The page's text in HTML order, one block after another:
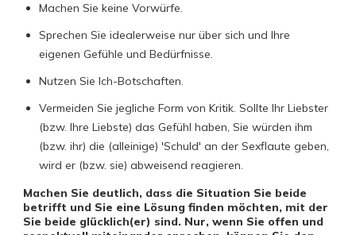
Machen Sie keine Vorwürfe.
Sprechen Sie idealerweise nur über sich und Ihre
eigenen Gefühle und Bedürfnisse.
Nutzen Sie Ich-Botschaften.
Vermeiden Sie jegliche Form von Kritik. Sollte Ihr Liebster
(bzw. Ihre Liebste) das Gefühl haben, Sie würden ihm
(bzw. ihr) die (alleinige) 'Schuld' an der Sexflaute geben,
wird er (bzw. sie) abweisend reagieren.
Machen Sie deutlich, dass die Situation Sie beide
betrifft und Sie eine Lösung finden möchten, mit der
Sie beide glücklich(er) sind. Nur, wenn Sie offen und